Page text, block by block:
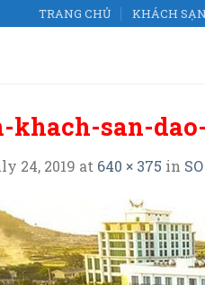
TRANG CHỦ KHÁCH
khach-san-
24, 2019 at 640 × 375 in